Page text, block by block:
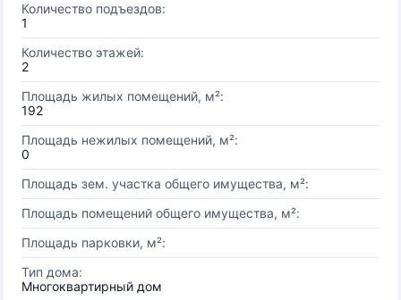
Количество подъездов:
1
Количество этажей:
2
Площадь жилых помещений, м²:
192
Площадь нежилых помещений, м²:
0
Площадь зем. участка общего имущества, м²:
Площадь помещений общего имущества, м²:
Площадь парковки, м²:
Тип дома:
Многоквартирный дом